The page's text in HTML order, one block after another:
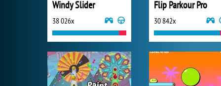
Windy Slider
38 026x
Flip Parkour Pro
30 842x